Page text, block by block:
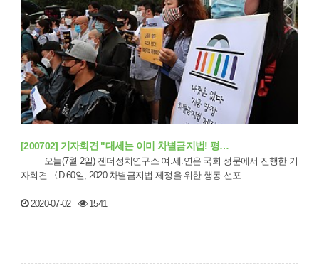
[200702] 기자회견 "대세는 이미 차별금지법! 평…
자회견 〈D-60일, 2020 차별금지법 제정을 위한 행동 선포 …
2020-07-02 1541